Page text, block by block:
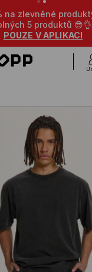
na zlevněné
5 produktů
POUZE V APLIKACI